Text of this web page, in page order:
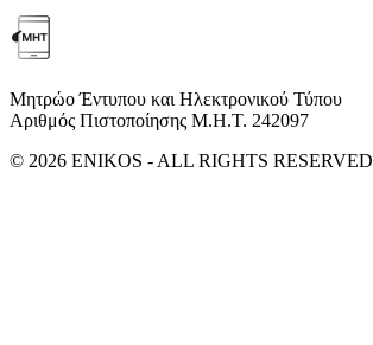
Μητρώο Έντυπου και Ηλεκτρονικού Τύπου
Αριθμός Πιστοποίησης Μ.Η.Τ. 242097
© 2026 ENIKOS - ALL RIGHTS RESERVED